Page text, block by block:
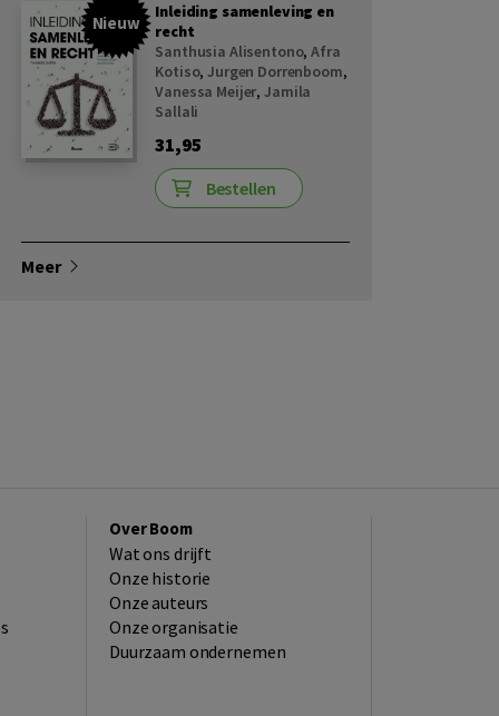
Nieuw
Inleiding samenleving en
recht
Santhusia Alisentono,Afra
Kotiso,Jurgen Dorrenboom,
Vanessa Meijer,Jamila
Sallali
31,95
Bestellen
Meer
Over Boom
Wat ons drijft
Onze historie
Onze auteurs
Onze organisatie
Duurzaam ondernemen